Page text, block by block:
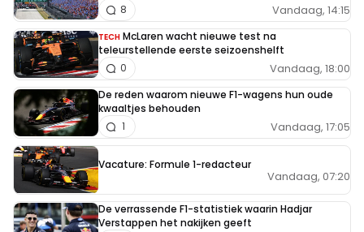
Vandaag, 14:15
8
TECH McLaren wacht nieuwe test na
teleurstellende eerste seizoenshelft
Vandaag, 18:00
0
De reden waarom nieuwe F1-wagens hun oude
kwaaltjes behouden
Vandaag, 17:05
1
Vacature: Formule 1-redacteur
Vandaag, 07:20
De verrassende F1-statistiek waarin Hadjar
Verstappen het nakijken geeft